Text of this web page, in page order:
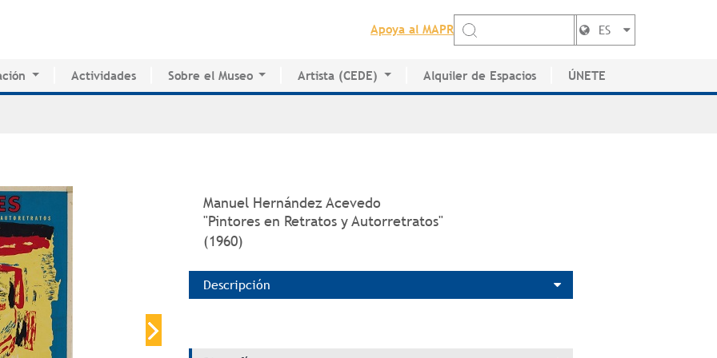
Apoya al MAPR
ES
de Innovación Educativa
Actividades Sobre el Museo
Historia del MAPR
Artista (CEDE)
CEDE
Alquiler de Espacios ÚNETE
Manuel Hernández Acevedo
"Pintores en Retratos y Autorretratos"
(1960)
Descripción